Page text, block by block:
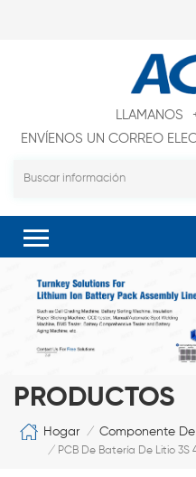
LLAMANOS
ENVÍENOS UN CORREO
PRODUCTOS
Hogar / Componente
/ PCB De Batería De Litio 3S